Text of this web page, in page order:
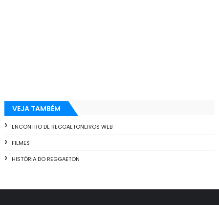
VEJA TAMBÉM
ENCONTRO DE REGGAETONEIROS WEB
FILMES
HISTÓRIA DO REGGAETON